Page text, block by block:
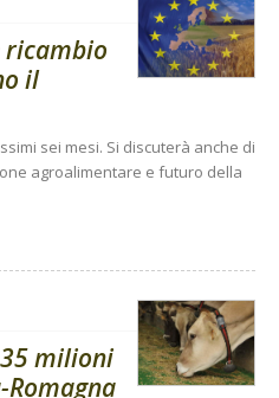
ricambio
il
sei mesi. Si discuterà anche di
agroalimentare e futuro della
milioni
Romagna